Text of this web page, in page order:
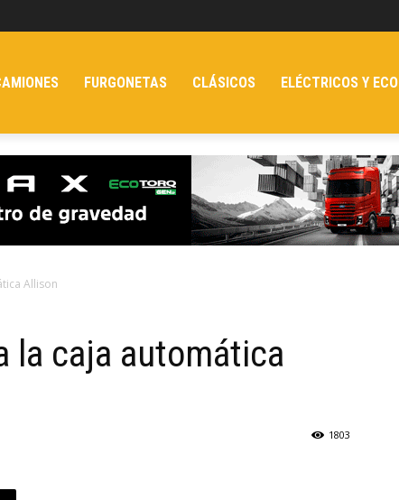
FURGONETAS CLÁSICOS ELÉCTRICOS Y ECO
Allison
la caja automática
1803